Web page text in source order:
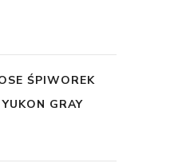
ŚPIWOREK
GRAY